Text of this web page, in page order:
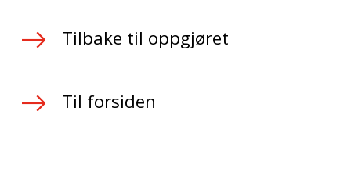
Tilbake til oppgjøret
Til forsiden